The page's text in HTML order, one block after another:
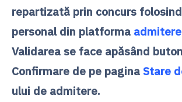
repartizată prin concurs
personal din platforma
Validarea se face apăsând
Confirmare de pe pagina Stare
ului de admitere.